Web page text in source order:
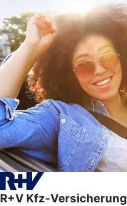
R+V Kfz-Versicherung